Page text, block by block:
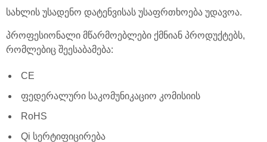
სახლის უსადენო დატენვისას უსაფრთხოება უდავოა.
პროფესიონალი მწარმოებლები ქმნიან პროდუქტებს,
რომლებიც შეესაბამება:
CE
ფედერალური საკომუნიკაციო კომისიის
RoHS
Qi სერტიფიცირება